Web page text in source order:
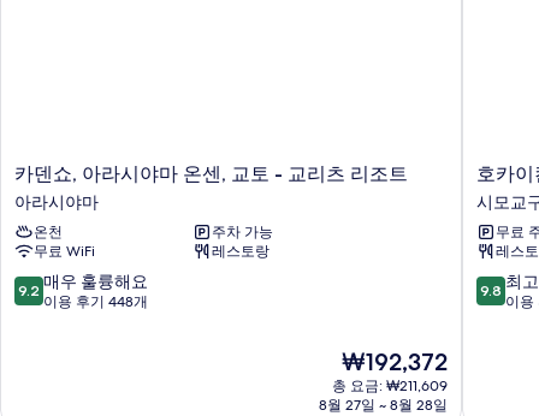
모
보
기
보
카
덴
쇼,
아
라
시
야
카덴쇼, 아라시야마 온센, 교토 - 교리츠 리조트
아라시야마
온천
주차 가능
무료 WiFi
레스토랑
10
점
9.2 매우 훌륭해요
이용 후기 448개
현
재
요
₩192,372
총 요금: ₩211,609
8월 27일 ~ 8월 28일
호
카
이
칸
오
하
나
호카
시모교
무료
레스
10
점
9.8 최
이용